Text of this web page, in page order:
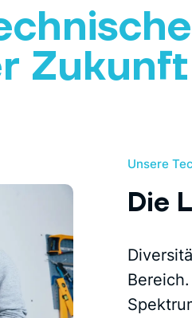
Zukunft
Unsere
Die